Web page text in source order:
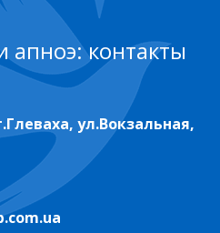
апноэ: контакты
ул.Вокзальная,